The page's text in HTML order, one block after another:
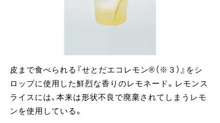
皮まで食べられる『せとだエコレモン®︎（※３）』をシ
ロップに使用した鮮烈な香りのレモネード。レモンス
ライスには、本来は形状不良で廃棄されてしまうレモ
ンを使用している。